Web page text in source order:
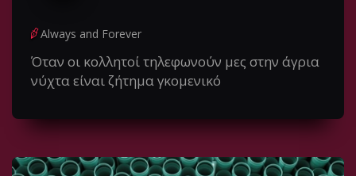
Always and Forever
Όταν οι κολλητοί τηλεφωνούν μες στην άγρια
νύχτα είναι ζήτημα γκομενικό